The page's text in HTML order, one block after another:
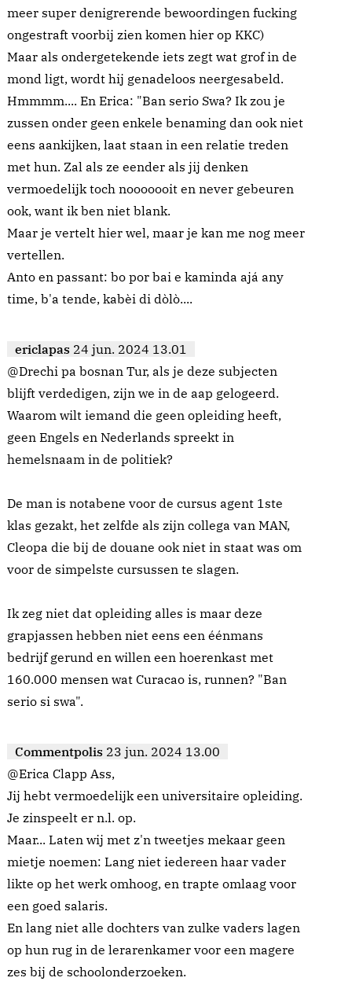
meer super denigrerende bewoordingen fucking
ongestraft voorbij zien komen hier op KKC)
Maar als ondergetekende iets zegt wat grof in de
mond ligt, wordt hij genadeloos neergesabeld.
Hmmmm.... En Erica: "Ban serio Swa? Ik zou je
zussen onder geen enkele benaming dan ook niet
eens aankijken, laat staan in een relatie treden
met hun. Zal als ze eender als jij denken
vermoedelijk toch nooooooit en never gebeuren
ook, want ik ben niet blank.
Maar je vertelt hier wel, maar je kan me nog meer
vertellen.
Anto en passant: bo por bai e kaminda ajá any
time, b'a tende, kabèi di dòlò....
ericlapas 24 jun. 2024 13.01
@Drechi pa bosnan Tur, als je deze subjecten
blijft verdedigen, zijn we in de aap gelogeerd.
Waarom wilt iemand die geen opleiding heeft,
geen Engels en Nederlands spreekt in
hemelsnaam in de politiek?
De man is notabene voor de cursus agent 1ste
klas gezakt, het zelfde als zijn collega van MAN,
Cleopa die bij de douane ook niet in staat was om
voor de simpelste cursussen te slagen.
Ik zeg niet dat opleiding alles is maar deze
grapjassen hebben niet eens een éénmans
bedrijf gerund en willen een hoerenkast met
160.000 mensen wat Curacao is, runnen? "Ban
serio si swa".
Commentpolis 23 jun. 2024 13.00
@Erica Clapp Ass,
Jij hebt vermoedelijk een universitaire opleiding.
Je zinspeelt er n.l. op.
Maar... Laten wij met z'n tweetjes mekaar geen
mietje noemen: Lang niet iedereen haar vader
likte op het werk omhoog, en trapte omlaag voor
een goed salaris.
En lang niet alle dochters van zulke vaders lagen
op hun rug in de lerarenkamer voor een magere
zes bij de schoolonderzoeken.